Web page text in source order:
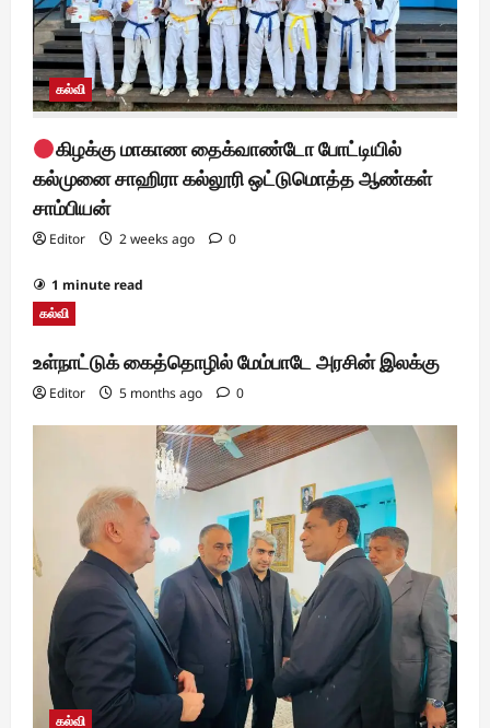
கல்வி
கிழக்கு மாகாண தைக்வாண்டோ போட்டியில்
கல்முனை சாஹிரா கல்லூரி ஒட்டுமொத்த ஆண்கள்
சாம்பியன்
Editor 2 weeks ago 0
1 minute read
கல்வி
உள்நாட்டுக் கைத்தொழில் மேம்பாடே அரசின் இலக்கு
Editor 5 months ago 0
கல்வி